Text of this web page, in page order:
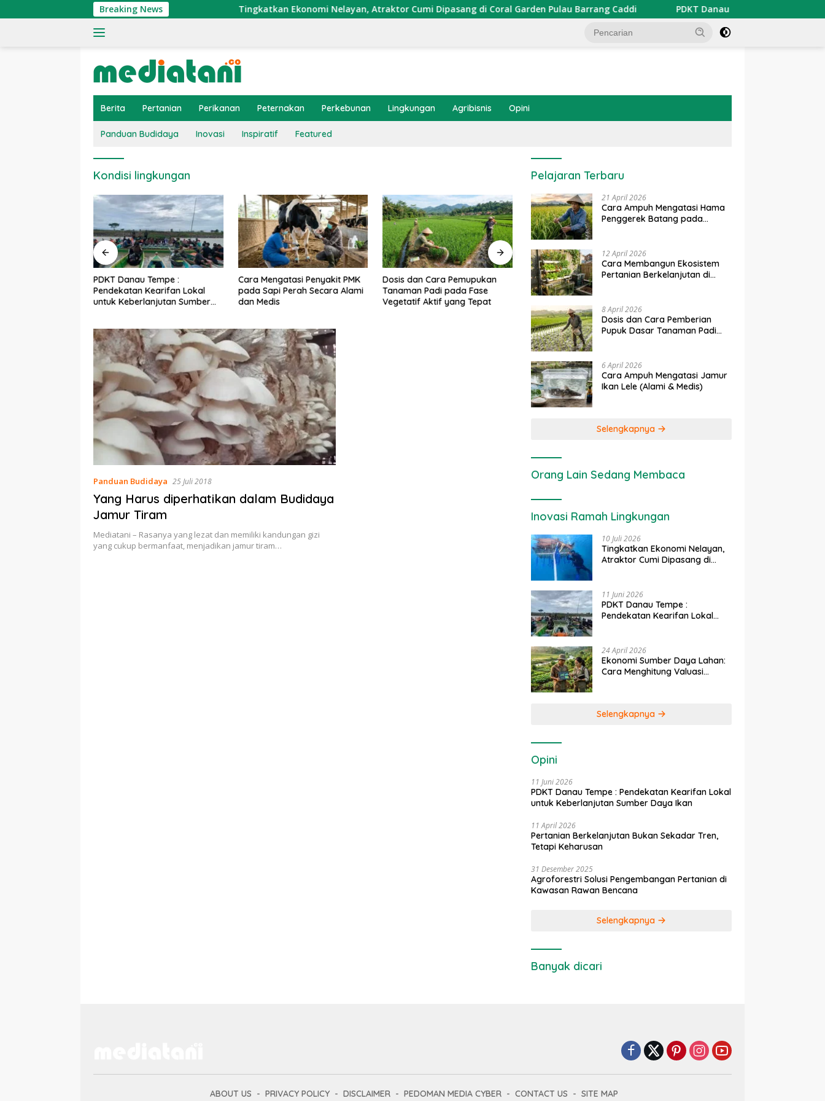
ke
Breaking News Tingkatkan Ekonomi Nelayan, Atraktor Cumi Dipasang di Coral Garden Pulau Barrang Caddi PDKT Danau Tempe : Pendekatan
Berita Pertanian Perikanan Peternakan Perkebunan Lingkungan Agribisnis Opini
Panduan Budidaya Inovasi Inspiratif Featured
Kondisi lingkungan
PDKT Danau Tempe :
Pendekatan Kearifan Lokal
untuk Keberlanjutan Sumber
Cara Mengatasi Penyakit PMK
pada Sapi Perah Secara Alami
dan Medis
Dosis dan Cara Pemupukan
Tanaman Padi pada Fase
Vegetatif Aktif yang Tepat
Penerapan IoT dalam
Pertanian Modern di Indonesia
Ekonomi Sumber Daya Lahan:
Panduan Budidaya 25 Juli 2018
Yang Harus diperhatikan dalam Budidaya
Jamur Tiram
Mediatani – Rasanya yang lezat dan memiliki kandungan gizi
yang cukup bermanfaat, menjadikan jamur tiram…
Pelajaran Terbaru
21 April 2026
Cara Ampuh Mengatasi Hama
Penggerek Batang pada
12 April 2026
Cara Membangun Ekosistem
Pertanian Berkelanjutan di
8 April 2026
Dosis dan Cara Pemberian
Pupuk Dasar Tanaman Padi
6 April 2026
Cara Ampuh Mengatasi Jamur
Ikan Lele (Alami & Medis)
Selengkapnya
Orang Lain Sedang Membaca
Inovasi Ramah Lingkungan
10 Juli 2026
Tingkatkan Ekonomi Nelayan,
Atraktor Cumi Dipasang di
11 Juni 2026
PDKT Danau Tempe :
Pendekatan Kearifan Lokal
24 April 2026
Ekonomi Sumber Daya Lahan:
Cara Menghitung Valuasi
Selengkapnya
Opini
11 Juni 2026
PDKT Danau Tempe : Pendekatan Kearifan Lokal
untuk Keberlanjutan Sumber Daya Ikan
11 April 2026
Pertanian Berkelanjutan Bukan Sekadar Tren,
Tetapi Keharusan
31 Desember 2025
Agroforestri Solusi Pengembangan Pertanian di
Kawasan Rawan Bencana
Selengkapnya
Banyak dicari
ABOUT US PRIVACY POLICY DISCLAIMER PEDOMAN MEDIA CYBER CONTACT US SITE MAP